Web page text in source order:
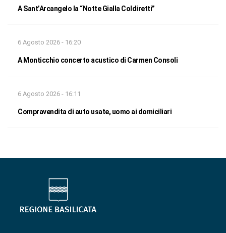
A Sant’Arcangelo la “Notte Gialla Coldiretti”
6 Agosto 2026 - 16:20
A Monticchio concerto acustico di Carmen Consoli
6 Agosto 2026 - 16:11
Compravendita di auto usate, uomo ai domiciliari